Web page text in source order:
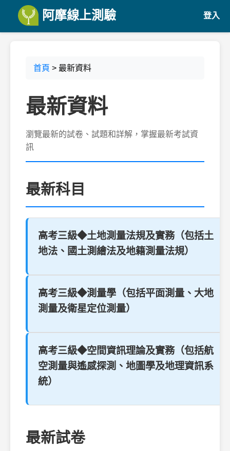
阿摩線上測驗 登入
首頁 > 最新資料
最新資料
瀏覽最新的試卷、試題和詳解，掌握最新考試資
訊
最新科目
高考三級◆土地測量法規及實務（包括土
地法、國土測繪法及地籍測量法規）
高考三級◆測量學（包括平面測量、大地
測量及衛星定位測量）
高考三級◆空間資訊理論及實務（包括航
空測量與遙感探測、地圖學及地理資訊系
統）
最新試卷